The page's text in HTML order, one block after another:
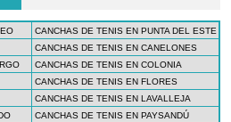
CANCHAS DE TENIS EN PUNTA DEL ESTE
CANCHAS DE TENIS EN CANELONES
CANCHAS DE TENIS EN COLONIA
CANCHAS DE TENIS EN FLORES
CANCHAS DE TENIS EN LAVALLEJA
CANCHAS DE TENIS EN PAYSANDÚ